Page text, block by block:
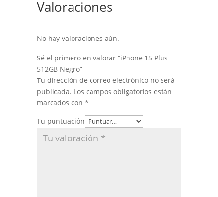
Valoraciones
No hay valoraciones aún.
Sé el primero en valorar “iPhone 15 Plus
512GB Negro”
Tu dirección de correo electrónico no será
publicada. Los campos obligatorios están
marcados con *
Tu puntuación